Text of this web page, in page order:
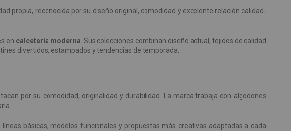
propia, reconocida por su diseño original, comodidad y excelente relación calidad-
en calcetería moderna. Sus colecciones combinan diseño actual, tejidos de calidad
divertidos, estampados y tendencias de temporada.
por su comodidad, originalidad y durabilidad. La marca trabaja con algodones
básicas, modelos funcionales y propuestas más creativas adaptadas a cada